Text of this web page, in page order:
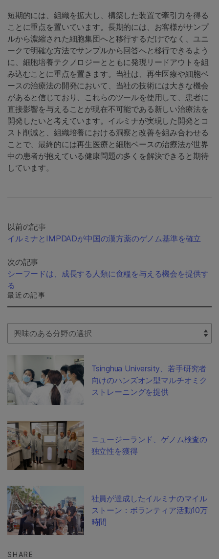
短期的には、組織を拡大し、構築した装置で牽引力を得る
ことに重点を置いています。長期的には、お客様がサンプ
ルから濃縮された細胞集団へと移行するだけでなく、ユニ
ークで明確な方法でサンプルから回答へと移行できるよう
に、細胞培養テクノロジーとともに発現リードアウトを組
み込むことに重点を置きます。当社は、再生医療や細胞ベ
ースの治療法の開発において、当社の技術には大きな機会
があると信じており、これらのツールを使用して、患者に
直接影響を与えることが現在不可能である新しい治療法を
開発したいと考えています。イルミナが実現した開発とコ
スト削減と、組織培養における洞察と改善を組み合わせる
ことで、最終的には再生医療と細胞ベースの治療法が世界
中の患者が抱えている健康問題の多くを解決できると期待
しています。
以前の記事
イルミナとIMPDADが中国の漢方薬のゲノム基準を確立
次の記事
シーフードは、成長する人類に食糧を与える機会を提供す
る
最近の記事
Select Filter
Tsinghua University、若手研究者
向けのハンズオン型マルチオミク
ストレーニングを提供
ニュージーランド、ゲノム検査の
独立性を獲得
社員が達成したイルミナのマイル
ストーン：ボランティア活動10万
時間
SHARE